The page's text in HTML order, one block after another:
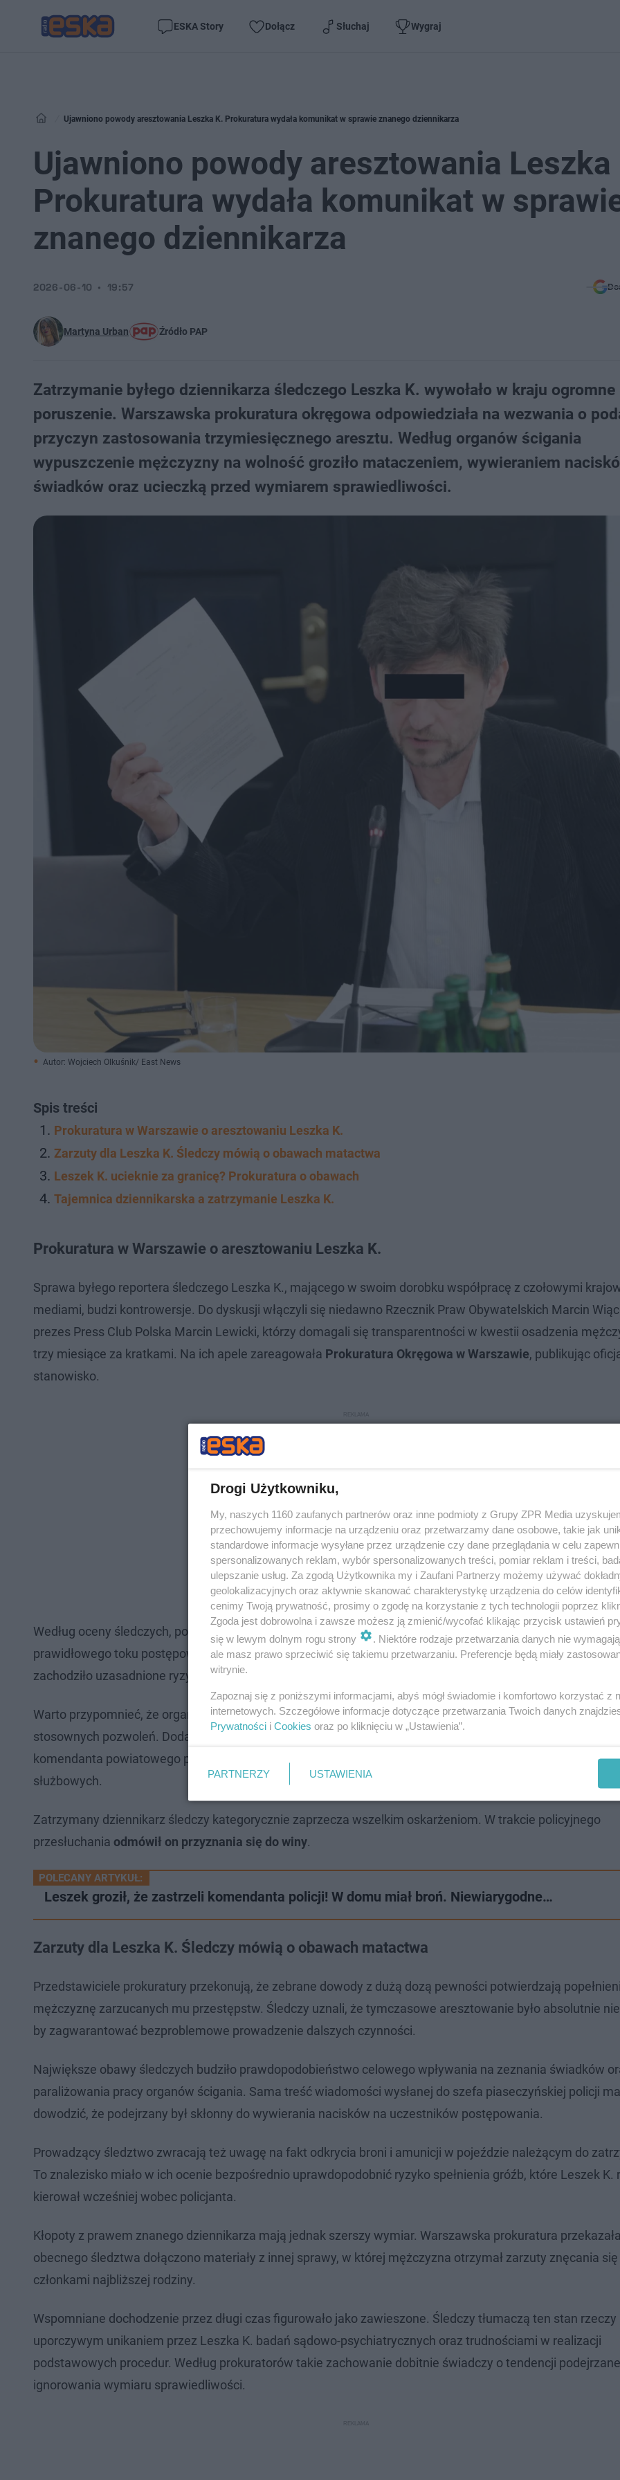
ESKA Story Dołącz Słuchaj Wygraj
Ujawniono powody aresztowania Leszka K. Prokuratura wydała komunikat w sprawie znanego dziennikarza
Ujawniono powody aresztowania Leszka
Prokuratura wydała komunikat w
znanego dziennikarza
Martyna Urban Źródło PAP
2026-06-10 19:57
Zatrzymanie byłego dziennikarza śledczego Leszka K. wywołało w kraju ogromne
poruszenie. Warszawska prokuratura okręgowa odpowiedziała na wezwania o
przyczyn zastosowania trzymiesięcznego aresztu. Według organów ścigania
wypuszczenie mężczyzny na wolność groziło mataczeniem, wywieraniem
świadków oraz ucieczką przed wymiarem sprawiedliwości.
Autor: Wojciech Olkuśnik/ East News
Spis treści
Prokuratura w Warszawie o aresztowaniu Leszka K.
Zarzuty dla Leszka K. Śledczy mówią o obawach matactwa
Leszek K. ucieknie za granicę? Prokuratura o obawach
Tajemnica dziennikarska a zatrzymanie Leszka K.
Prokuratura w Warszawie o aresztowaniu Leszka K.
Sprawa byłego reportera śledczego Leszka K., mającego w swoim dorobku współpracę z czołowymi
mediami, budzi kontrowersje. Do dyskusji włączyli się niedawno Rzecznik Praw Obywatelskich Marcin
prezes Press Club Polska Marcin Lewicki, którzy domagali się transparentności w kwestii osadzenia
trzy miesiące za kratkami. Na ich apele zareagowała Prokuratura Okręgowa w Warszawie, publikując
stanowisko.
Według oceny śledczych, pozostawienie podejrzanego na wolności stwarzało realne niebezpieczeństwo dla
prawidłowego toku postępowania. Rzecznik warszawskiej prokuratury, prok. Piotr Antoni Skiba, zaznaczył,
zachodziło uzasadnione ryzyko matactwa i celowego unikania organów ścigania.
Warto przypomnieć, że organy ścigania zarzucają Leszkowi K. nielegalneposiadanie broni palnej oraz
stosownych pozwoleń. Dodatkowo ciąży na nim zarzut kierowania gróźb pozbawienia życia pod adresem
komendanta powiatowego policji w Piasecznie, co miało na celu wymuszenie na funkcjonariuszu
służbowych.
Zatrzymany dziennikarz śledczy kategorycznie zaprzecza wszelkim oskarżeniom. W trakcie policyjnego
przesłuchania odmówił on przyznania się do winy.
POLECANY ARTYKUŁ:
Leszek groził, że zastrzeli komendanta policji! W domu miał broń. Niewiarygodne…
Zarzuty dla Leszka K. Śledczy mówią o obawach matactwa
Przedstawiciele prokuratury przekonują, że zebrane dowody z dużą dozą pewności potwierdzają
mężczyznę zarzucanych mu przestępstw. Śledczy uznali, że tymczasowe aresztowanie było absolutnie
by zagwarantować bezproblemowe prowadzenie dalszych czynności.
Największe obawy śledczych budziło prawdopodobieństwo celowego wpływania na zeznania świadków
paraliżowania pracy organów ścigania. Sama treść wiadomości wysłanej do szefa piaseczyńskiej policji
dowodzić, że podejrzany był skłonny do wywierania nacisków na uczestników postępowania.
Prowadzący śledztwo zwracają też uwagę na fakt odkrycia broni i amunicji w pojeździe należącym do
To znalezisko miało w ich ocenie bezpośrednio uprawdopodobnić ryzyko spełnienia gróźb, które Leszek K.
kierował wcześniej wobec policjanta.
Kłopoty z prawem znanego dziennikarza mają jednak szerszy wymiar. Warszawska prokuratura
obecnego śledztwa dołączono materiały z innej sprawy, w której mężczyzna otrzymał zarzuty znęcania się
członkami najbliższej rodziny.
Wspomniane dochodzenie przez długi czas figurowało jako zawieszone. Śledczy tłumaczą ten stan rzeczy
uporczywym unikaniem przez Leszka K. badań sądowo-psychiatrycznych oraz trudnościami w realizacji
podstawowych procedur. Według prokuratorów takie zachowanie dobitnie świadczy o tendencji
ignorowania wymiaru sprawiedliwości.
Drogi Użytkowniku,
My, naszych 1160 zaufanych partnerów oraz inne podmioty z Grupy ZPR Media
przechowujemy informacje na urządzeniu oraz przetwarzamy dane osobowe, takie jak
standardowe informacje wysyłane przez urządzenie czy dane przeglądania w celu
spersonalizowanych reklam, wybór spersonalizowanych treści, pomiar reklam i treści,
ulepszanie usług. Za zgodą Użytkownika my i Zaufani Partnerzy możemy używać
geolokalizacyjnych oraz aktywnie skanować charakterystykę urządzenia do celów
cenimy Twoją prywatność, prosimy o zgodę na korzystanie z tych technologii poprzez
Zgoda jest dobrowolna i zawsze możesz ją zmienić/wycofać klikając przycisk ustawień
się w lewym dolnym rogu strony
. Niektóre rodzaje przetwarzania danych nie
ale masz prawo sprzeciwić się takiemu przetwarzaniu. Preferencje będą miały
witrynie.
Zapoznaj się z poniższymi informacjami, abyś mógł świadomie i komfortowo korzystać z
internetowych. Szczegółowe informacje dotyczące przetwarzania Twoich danych
Prywatności i Cookies oraz po kliknięciu w „Ustawienia”.
PARTNERZY USTAWIENIA